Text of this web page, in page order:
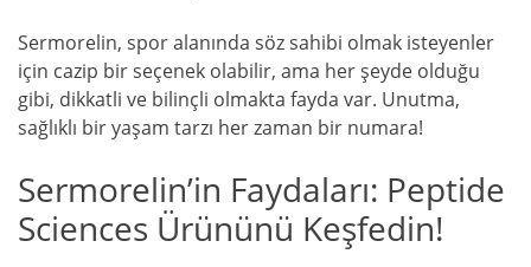
Sermorelin, spor alanında söz sahibi olmak isteyenler
için cazip bir seçenek olabilir, ama her şeyde olduğu
gibi, dikkatli ve bilinçli olmakta fayda var. Unutma,
sağlıklı bir yaşam tarzı her zaman bir numara!
Sermorelin’in Faydaları: Peptide
Sciences Ürününü Keşfedin!